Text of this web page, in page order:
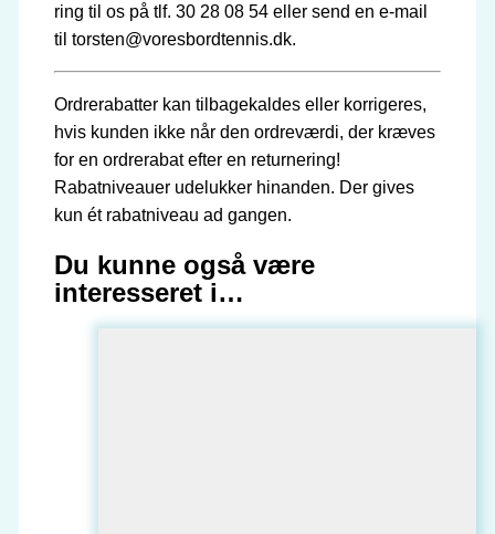
ring til os på tlf. 30 28 08 54 eller send en e-mail
til torsten@voresbordtennis.dk.
Ordrerabatter kan tilbagekaldes eller korrigeres,
hvis kunden ikke når den ordreværdi, der kræves
for en ordrerabat efter en returnering!
Rabatniveauer udelukker hinanden. Der gives
kun ét rabatniveau ad gangen.
Du kunne også være
interesseret i…